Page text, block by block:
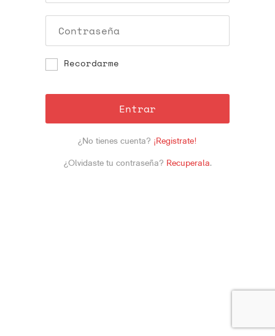
Recordarme
Entrar
¿No tienes cuenta? ¡Registrate!
¿Olvidaste tu contraseña? Recuperala.